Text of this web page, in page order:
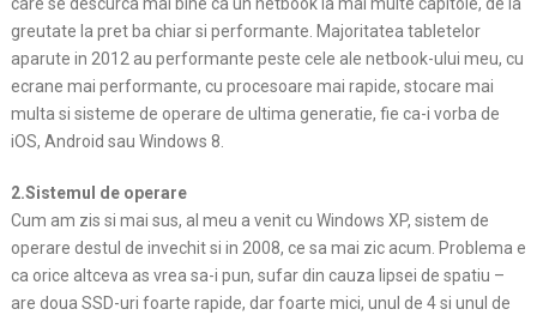
greutate la pret ba chiar si performante. Majoritatea tabletelor
aparute in 2012 au performante peste cele ale netbook-ului meu, cu
ecrane mai performante, cu procesoare mai rapide, stocare mai
multa si sisteme de operare de ultima generatie, fie ca-i vorba de
iOS, Android sau Windows 8.
2.Sistemul de operare
Cum am zis si mai sus, al meu a venit cu Windows XP, sistem de
operare destul de invechit si in 2008, ce sa mai zic acum. Problema e
ca orice altceva as vrea sa-i pun, sufar din cauza lipsei de spatiu –
are doua SSD-uri foarte rapide, dar foarte mici, unul de 4 si unul de